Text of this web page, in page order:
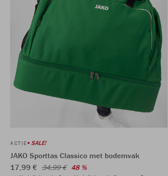
ACTIE SALE!
JAKO Sporttas Classico met bodemvak
17,99 € 34,99 € 48 %